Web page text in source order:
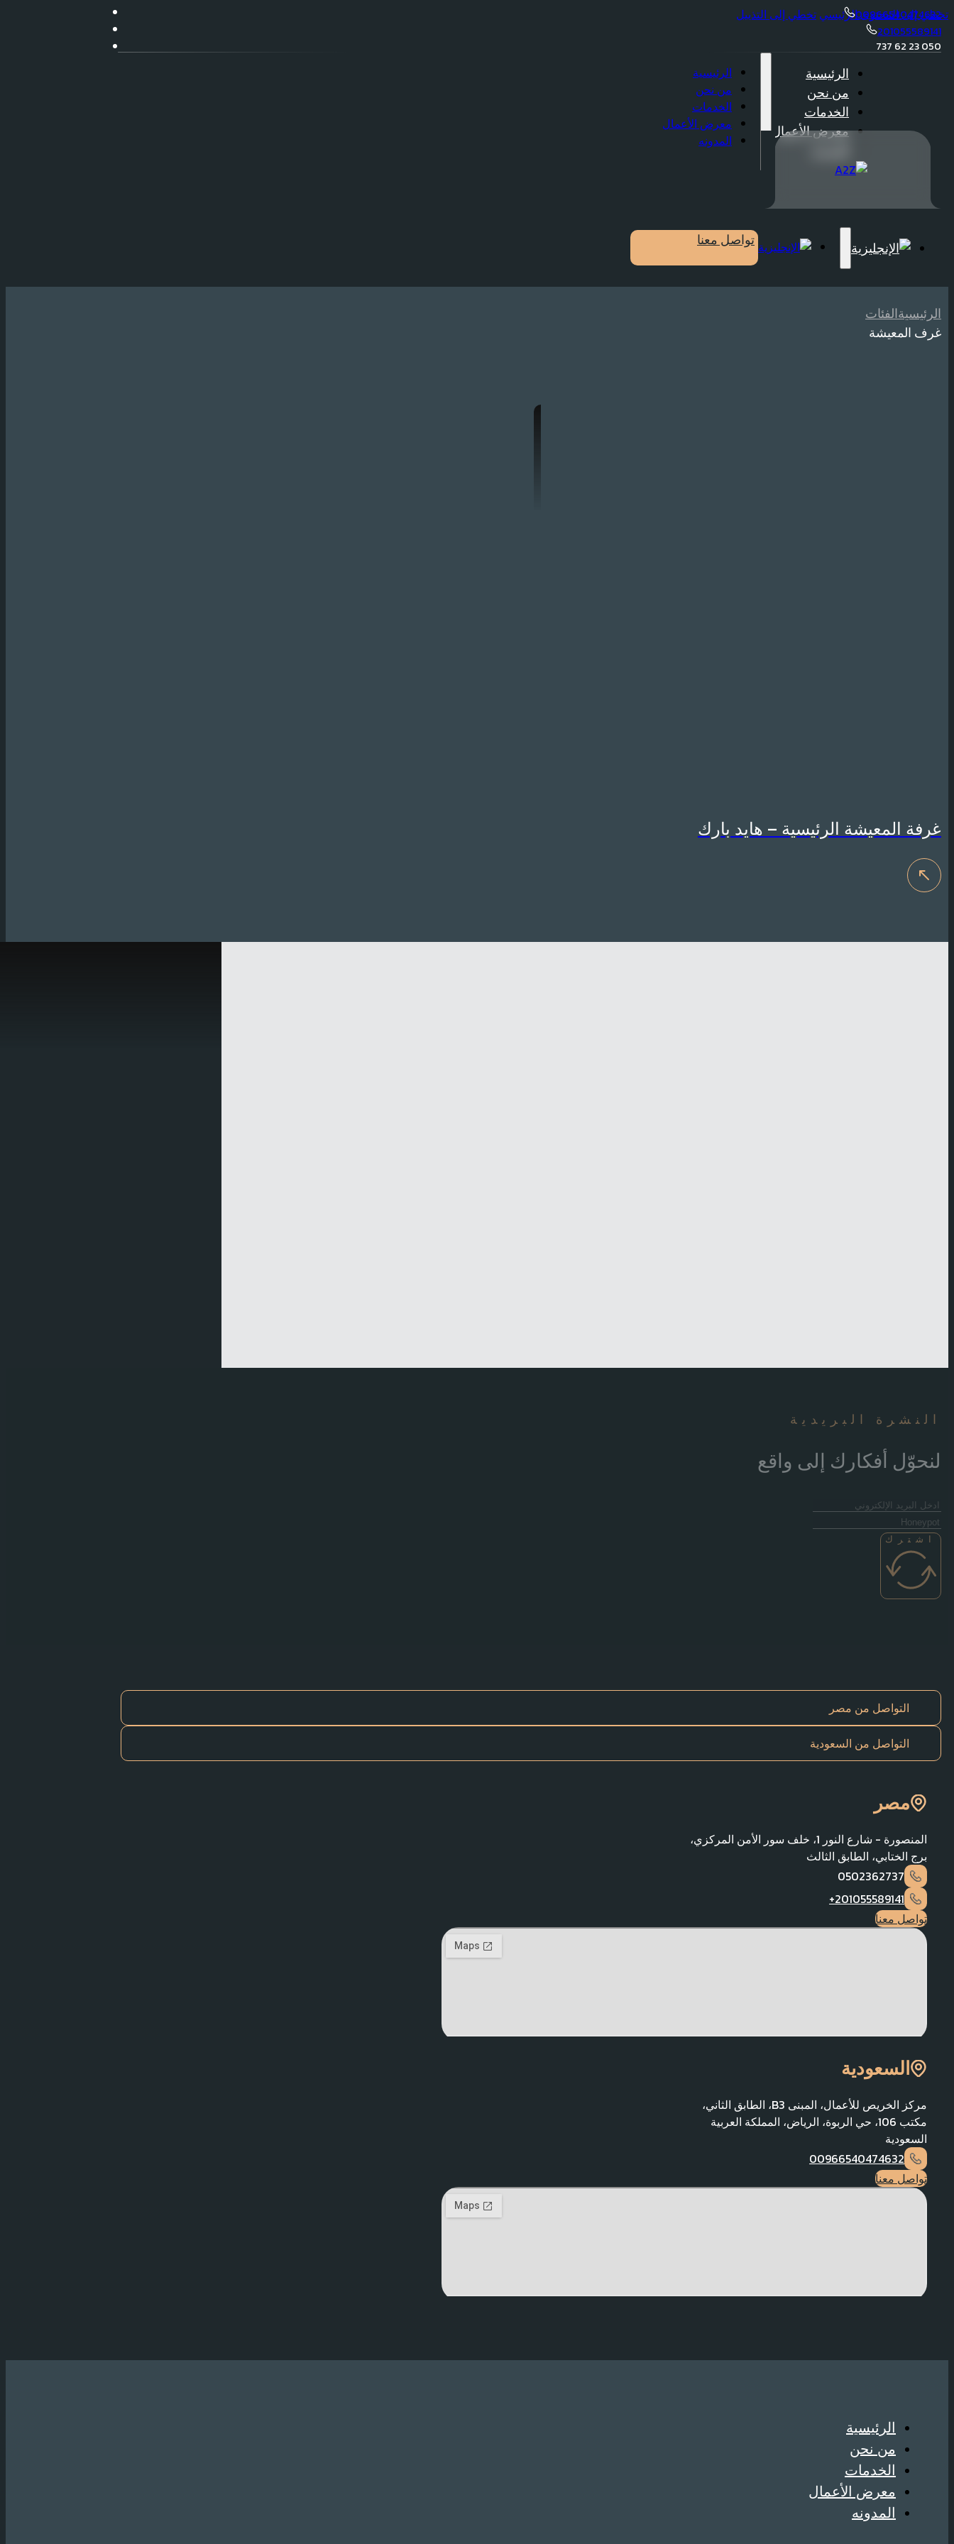
تخطي إلى المحتوى الرئيسي تخطي إلى التذييل
00966540474632
201055589141
050 23 62 737
الرئيسية
من نحن
الخدمات
معرض الأعمال
الرئيسية
من نحن
الخدمات
معرض الأعمال
المدونه
تواصل معنا
الرئيسيةالفئات
غرف المعيشة
غرفة المعيشة الرئيسية – هايد بارك
النشرة البريدية
لنحوّل أفكارك إلى واقع
اشترك
التواصل من مصر
التواصل من السعودية
مصر
المنصورة - شارع النور 1، خلف سور الأمن المركزي،
برج الختابي، الطابق الثالث
0502362737
201055589141+
تواصل معنا
السعودية
مركز الخريص للأعمال، المبنى B3، الطابق الثاني،
مكتب 106، حي الربوة، الرياض، المملكة العربية
السعودية
00966540474632
تواصل معنا
الرئيسية
من نحن
الخدمات
معرض الأعمال
المدونه